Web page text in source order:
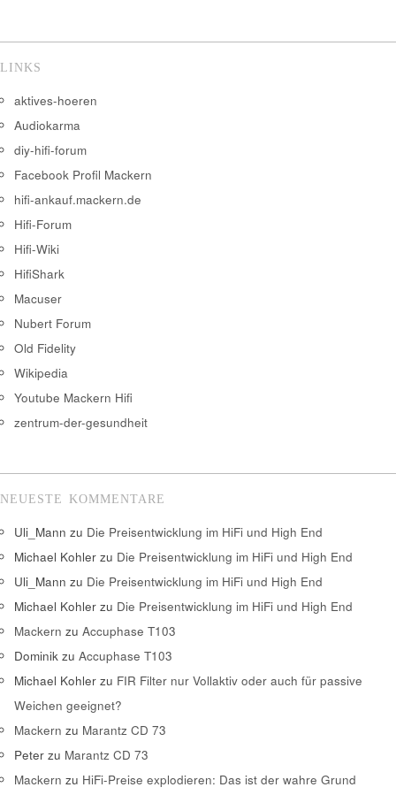
LINKS
aktives-hoeren
Audiokarma
diy-hifi-forum
Facebook Profil Mackern
hifi-ankauf.mackern.de
Hifi-Forum
Hifi-Wiki
HifiShark
Macuser
Nubert Forum
Old Fidelity
Wikipedia
Youtube Mackern Hifi
zentrum-der-gesundheit
NEUESTE KOMMENTARE
Uli_Mann zu Die Preisentwicklung im HiFi und High End
Michael Kohler zu Die Preisentwicklung im HiFi und High End
Uli_Mann zu Die Preisentwicklung im HiFi und High End
Michael Kohler zu Die Preisentwicklung im HiFi und High End
Mackern zu Accuphase T103
Dominik zu Accuphase T103
Michael Kohler zu FIR Filter nur Vollaktiv oder auch für passive
Weichen geeignet?
Mackern zu Marantz CD 73
Peter zu Marantz CD 73
Mackern zu HiFi-Preise explodieren: Das ist der wahre Grund